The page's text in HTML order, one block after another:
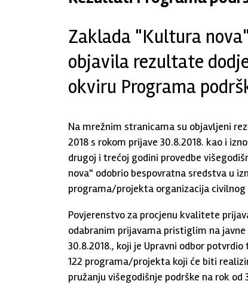
Zaklada "Kultura
objavila rezultate
okviru Programa
Na mrežnim stranicama su objavljeni
2018 s rokom prijave 30.8.2018. kao i
drugoj i trećoj godini provedbe
nova" odobrio bespovratna sredstva u
programa/projekta organizacija
Povjerenstvo za procjenu kvalitete
odabranim prijavama pristiglim na
30.8.2018., koji je Upravni odbor
122 programa/projekta koji će biti
pružanju višegodišnje podrške na rok